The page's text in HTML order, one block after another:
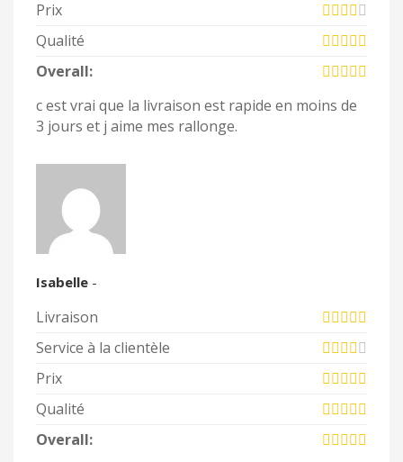
Prix
Qualité
Overall:
c est vrai que la livraison est rapide en moins de
3 jours et j aime mes rallonge.
Isabelle -
Livraison
Service à la clientèle
Prix
Qualité
Overall: